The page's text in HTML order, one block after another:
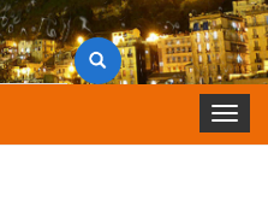
Toggle